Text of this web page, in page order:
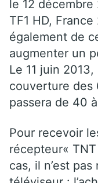
le 12 décembre
TF1 HD, France
également de
augmenter un
Le 11 juin
couverture des
passera de 40
Pour recevoir
récepteur« TNT
cas, il n’est